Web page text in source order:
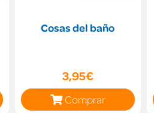
Cosas del baño
3,95€
Comprar